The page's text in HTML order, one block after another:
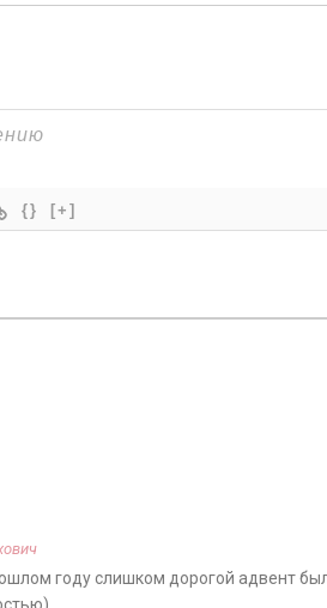
{} [+]
году слишком дорогой адвент